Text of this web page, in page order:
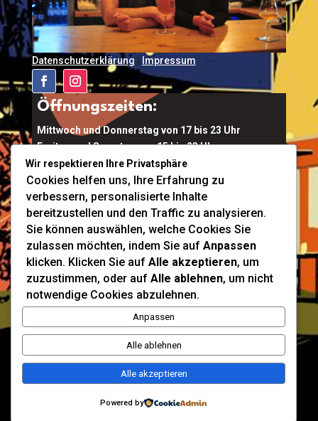
Datenschutzerklärung |Impressum
Öffnungszeiten:
Mittwoch und Donnerstag von 17 bis 23 Uhr
Freitag und Samstag von 15 bis 23 Uhr
Kalkofen 6a, 4644 Scharnstein
Ort Buchen
Tel:0664 911 5829
Mail:
conti@diemoserei.at
Infos & Buchen
Wir respektieren Ihre Privatsphäre
Cookies helfen uns, Ihre Erfahrung zu
verbessern, personalisierte Inhalte
bereitzustellen und den Traffic zu analysieren.
Sie können auswählen, welche Cookies Sie
zulassen möchten, indem Sie auf Anpassen
klicken. Klicken Sie auf Alle akzeptieren, um
zuzustimmen, oder auf Alle ablehnen, um nicht
notwendige Cookies abzulehnen.
Anpassen
Alle ablehnen
Alle akzeptieren
Powered by